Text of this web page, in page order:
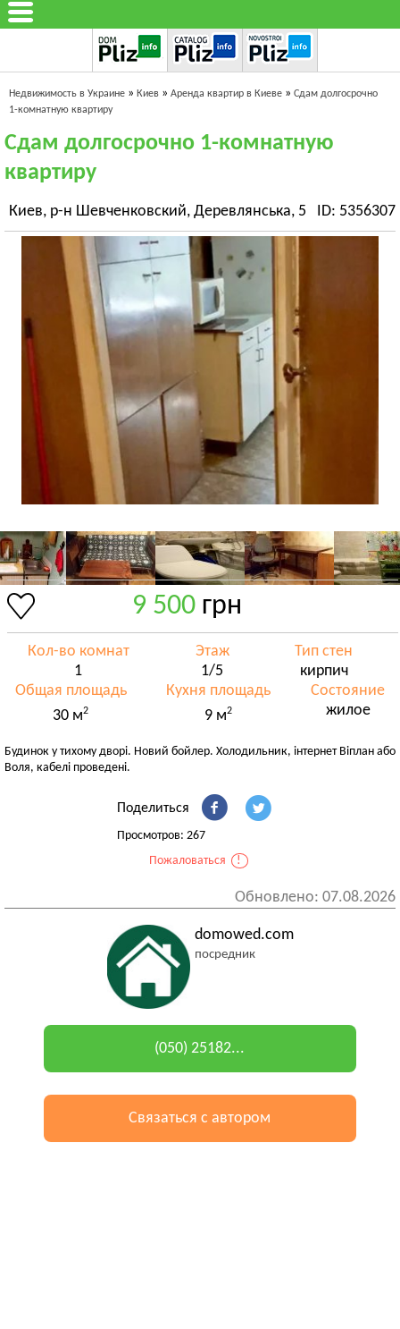
Недвижимость в Украине » Киев » Аренда квартир в Киеве » Сдам долгосрочно
1-комнатную квартиру
Сдам долгосрочно 1-комнатную
квартиру
Киев, р-н Шевченковский, Деревлянська, 5 ID: 5356307
9 500 грн
Кол-во комнат
1
Этаж
1/5
Тип стен
кирпич
Общая площадь
30 м2
Кухня площадь
9 м2
Состояние
жилое
Будинок у тихому дворі. Новий бойлер. Холодильник, інтернет Віплан або
Воля, кабелі проведені.
Поделиться
Просмотров: 267
Пожаловаться
!
Обновлено: 07.08.2026
domowed.com
посредник
(050) 25182...
Связаться с автором